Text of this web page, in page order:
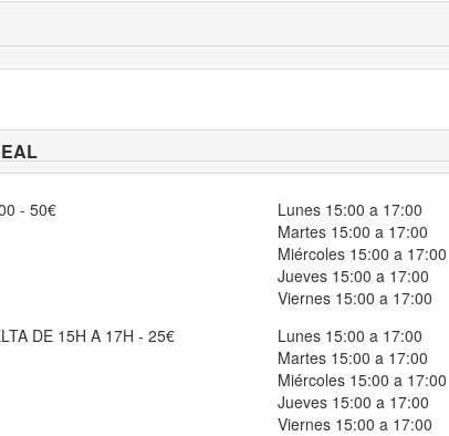
- 50€
Lunes 15:00 a 17:00
Martes 15:00 a 17:00
Miércoles 15:00 a 17:00
Jueves 15:00 a 17:00
Viernes 15:00 a 17:00
DE 15H A 17H - 25€
Lunes 15:00 a 17:00
Martes 15:00 a 17:00
Miércoles 15:00 a 17:00
Jueves 15:00 a 17:00
Viernes 15:00 a 17:00